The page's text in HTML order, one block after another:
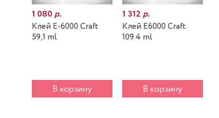
1 080р.
Клей E-6000 Craft
59,1 ml
В корзину
1 312р.
Клей E6000 Craft
109.4 ml
В корзину